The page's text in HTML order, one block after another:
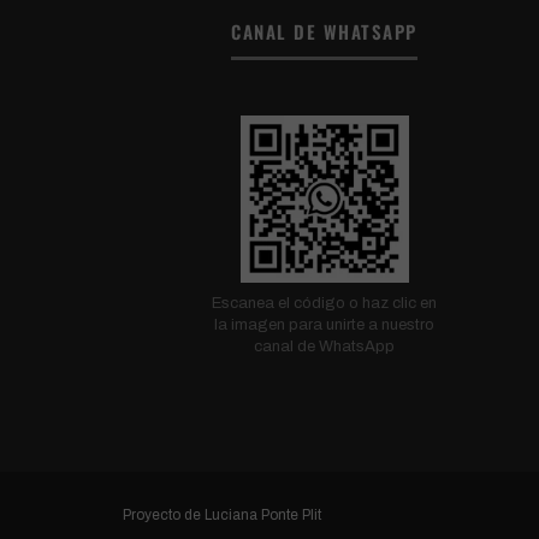
CANAL DE WHATSAPP
Escanea el código o haz clic en
la imagen para unirte a nuestro
canal de WhatsApp
Proyecto de Luciana Ponte Plit